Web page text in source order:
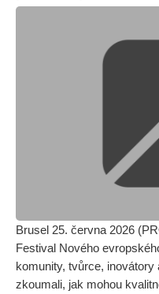
Brusel 25. června 2026
Festival Nového
komunity, tvůrce,
zkoumali, jak mohou